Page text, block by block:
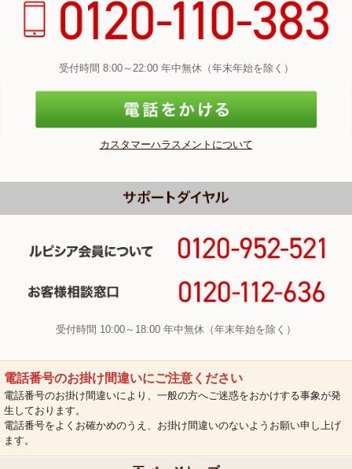
受付時間 8:00～22:00 年中無休（年末年始を除く）
カスタマーハラスメントについて
受付時間 10:00～18:00 年中無休（年末年始を除く）
電話番号のお掛け間違いにご注意ください
電話番号のお掛け間違いにより、一般の方へご迷惑をおかけする事象が発
生しております。
電話番号をよくお確かめのうえ、お掛け間違いのないようお願い申し上げ
ます。